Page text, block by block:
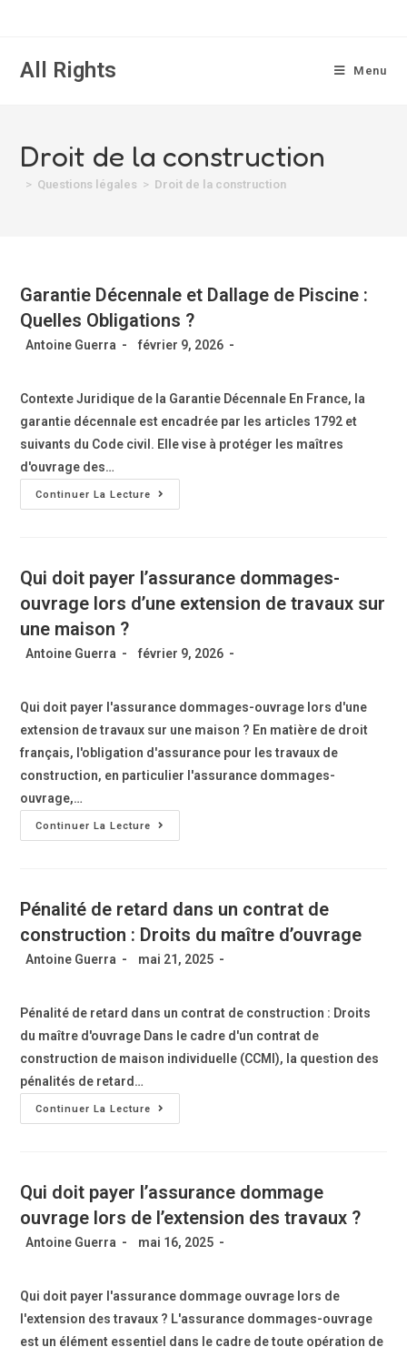
All Rights Menu
Droit de la construction
> Questions légales > Droit de la construction
Garantie Décennale et Dallage de Piscine :
Quelles Obligations ?
Antoine Guerra février 9, 2026
Contexte Juridique de la Garantie Décennale En France, la
garantie décennale est encadrée par les articles 1792 et
suivants du Code civil. Elle vise à protéger les maîtres
d'ouvrage des…
Continuer La Lecture
Qui doit payer l’assurance dommages-
ouvrage lors d’une extension de travaux sur
une maison ?
Antoine Guerra février 9, 2026
Qui doit payer l'assurance dommages-ouvrage lors d'une
extension de travaux sur une maison ? En matière de droit
français, l'obligation d'assurance pour les travaux de
construction, en particulier l'assurance dommages-
ouvrage,…
Continuer La Lecture
Pénalité de retard dans un contrat de
construction : Droits du maître d’ouvrage
Antoine Guerra mai 21, 2025
Pénalité de retard dans un contrat de construction : Droits
du maître d'ouvrage Dans le cadre d'un contrat de
construction de maison individuelle (CCMI), la question des
pénalités de retard…
Continuer La Lecture
Qui doit payer l’assurance dommage
ouvrage lors de l’extension des travaux ?
Antoine Guerra mai 16, 2025
Qui doit payer l'assurance dommage ouvrage lors de
l'extension des travaux ? L'assurance dommages-ouvrage
est un élément essentiel dans le cadre de toute opération de